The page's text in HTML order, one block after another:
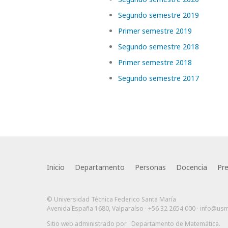
Segundo semestre 2019
Primer semestre 2019
Segundo semestre 2018
Primer semestre 2018
Segundo semestre 2017
Inicio Departamento Personas Docencia
© Universidad Técnica Federico Santa María
Avenida España 1680, Valparaíso · +56 32 2654 000 ·
Sitio web administrado por · Departamento de Matemática.